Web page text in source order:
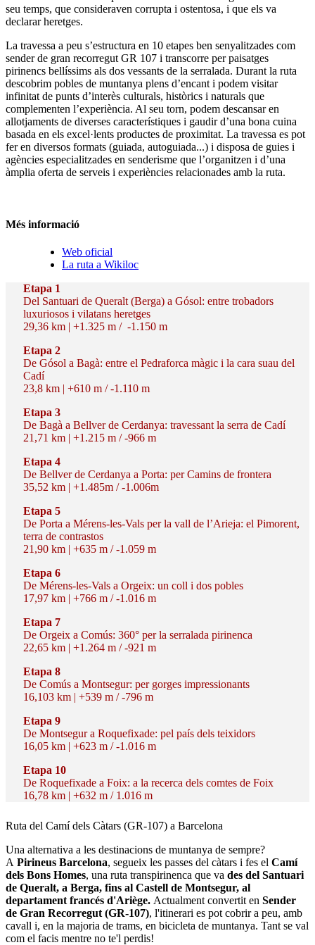
seu temps, que consideraven corrupta i ostentosa, i que els va
declarar heretges.
La travessa a peu s’estructura en 10 etapes ben senyalitzades com
sender de gran recorregut GR 107 i transcorre per paisatges
pirinencs bellíssims als dos vessants de la serralada. Durant la ruta
descobrim pobles de muntanya plens d’encant i podem visitar
infinitat de punts d’interès culturals, històrics i naturals que
complementen l’experiència. Al seu torn, podem descansar en
allotjaments de diverses característiques i gaudir d’una bona cuina
basada en els excel·lents productes de proximitat. La travessa es pot
fer en diversos formats (guiada, autoguiada...) i disposa de guies i
agències especialitzades en senderisme que l’organitzen i d’una
àmplia oferta de serveis i experiències relacionades amb la ruta.
Més informació
Web oficial
La ruta a Wikiloc
Etapa 1
Del Santuari de Queralt (Berga) a Gósol: entre trobadors
luxuriosos i vilatans heretges
29,36 km | +1.325 m / -1.150 m
Etapa 2
De Gósol a Bagà: entre el Pedraforca màgic i la cara suau del
Cadí
23,8 km | +610 m / -1.110 m
Etapa 3
De Bagà a Bellver de Cerdanya: travessant la serra de Cadí
21,71 km | +1.215 m / -966 m
Etapa 4
De Bellver de Cerdanya a Porta: per Camins de frontera
35,52 km | +1.485m / -1.006m
Etapa 5
De Porta a Mérens-les-Vals per la vall de l’Arieja: el Pimorent,
terra de contrastos
21,90 km | +635 m / -1.059 m
Etapa 6
De Mérens-les-Vals a Orgeix: un coll i dos pobles
17,97 km | +766 m / -1.016 m
Etapa 7
De Orgeix a Comús: 360° per la serralada pirinenca
22,65 km | +1.264 m / -921 m
Etapa 8
De Comús a Montsegur: per gorges impressionants
16,103 km | +539 m / -796 m
Etapa 9
De Montsegur a Roquefixade: pel país dels teixidors
16,05 km | +623 m / -1.016 m
Etapa 10
De Roquefixade a Foix: a la recerca dels comtes de Foix
16,78 km | +632 m / 1.016 m
Ruta del Camí dels Càtars (GR-107) a Barcelona
Una alternativa a les destinacions de muntanya de sempre?
A Pirineus Barcelona, segueix les passes del càtars i fes el Camí
dels Bons Homes, una ruta transpirinenca que va des del Santuari
de Queralt, a Berga, fins al Castell de Montsegur, al
departament francés d'Ariège. Actualment convertit en Sender
de Gran Recorregut (GR-107), l'itinerari es pot cobrir a peu, amb
cavall i, en la majoria de trams, en bicicleta de muntanya. Tant se val
com el facis mentre no te'l perdis!